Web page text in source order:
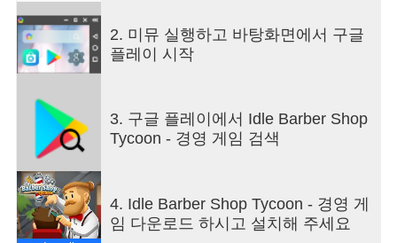
재미있는 이야기가 있는 경영 게임
방치형 게임을 플레이하며 주인공의 이야기를 따라
가세요! 경영 게임이 제공하는 모든 것을 즐기며 이
니다. 어떤 캐릭터는 게임 진행에 도움이 되기도 하
다양한 캐릭터를 만나고 교류하세요!
의 도움을 받아 소박한 이발소를 동네에서 가장 힙
한 장소로 바꿀 수 있습니다. 손님들과 얘기하고 손
님들의 삶에 대해 알아 가며 친구를 사귀세요... 그러
2. 미뮤 실행하고 바탕화면에서 구글
플레이 시작
3. 구글 플레이에서 Idle Barber Shop
Tycoon - 경영 게임 검색
4. Idle Barber Shop Tycoon - 경영 게
임 다운로드 하시고 설치해 주세요